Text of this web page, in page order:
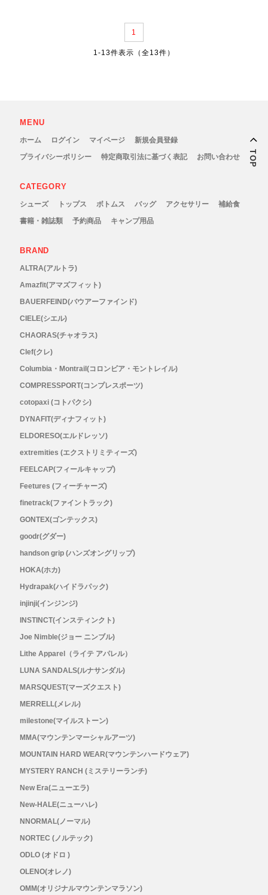
PaaGo WORKS(パーゴワークス)
R×L(アールエル)
RYOGEN(リョウゲン)
SALOMON(サロモン)
Simply Wonderful(シンプリーワンダフル)
STAMP RUN & CO (スタンプ ランアンド
STATIC(スタティック)
THE NORTH FACE(ノースフェイス)
TETON BROS(ティートンブロス)
THY (ティーエイチワイ)
UltrAspire(ウルトラスパイア)
XeroShoes（ゼロシューズ）
yamarokko(ヤマロッコ)
YAMAtune(ヤマチューン)
メンズ
レディース
1
1-13件表示（全13件）
MENU
ホーム ログイン マイページ
新規会員登録
プライバシーポリシー
特定商取引法に基づく表記 お問い合わせ
CATEGORY
シューズ トップス ボトムス バッグ アクセサリー
補給食
書籍・雑誌類
予約商品 キャンプ用品
BRAND
ALTRA(アルトラ)
Amazfit(アマズフィット)
BAUERFEIND(バウアーファインド)
CIELE(シエル)
CHAORAS(チャオラス)
Clef(クレ)
Columbia・Montrail(コロンビア・モントレイル)
COMPRESSPORT(コンプレスポーツ)
cotopaxi (コトパクシ)
DYNAFIT(ディナフィット)
ELDORESO(エルドレッソ)
extremities (エクストリミティーズ)
FEELCAP(フィールキャップ)
Feetures (フィーチャーズ)
finetrack(ファイントラック)
GONTEX(ゴンテックス)
goodr(グダー)
handson grip (ハンズオングリップ)
HOKA(ホカ)
Hydrapak(ハイドラパック)
injinji(インジンジ)
INSTINCT(インスティンクト)
Joe Nimble(ジョー ニンブル)
Lithe Apparel（ライテ アパレル）
LUNA SANDALS(ルナサンダル)
MARSQUEST(マーズクエスト)
MERRELL(メレル)
milestone(マイルストーン)
MMA(マウンテンマーシャルアーツ)
MOUNTAIN HARD WEAR(マウンテンハードウェア)
MYSTERY RANCH (ミステリーランチ)
New Era(ニューエラ)
New-HALE(ニューハレ)
NNORMAL(ノーマル)
NORTEC (ノルテック)
ODLO (オドロ )
OLENO(オレノ)
OMM(オリジナルマウンテンマラソン)
TOP